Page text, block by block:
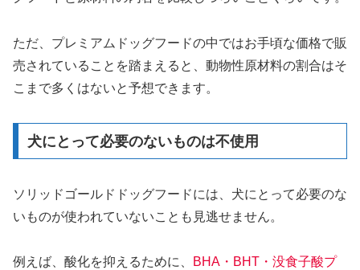
ただ、プレミアムドッグフードの中ではお手頃な価格で販
売されていることを踏まえると、動物性原材料の割合はそ
こまで多くはないと予想できます。
犬にとって必要のないものは不使用
ソリッドゴールドドッグフードには、犬にとって必要のな
いものが使われていないことも見逃せません。
例えば、酸化を抑えるために、
BHA・BHT・没食子酸プ